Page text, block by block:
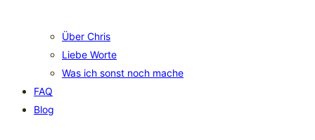
Über Chris
Liebe Worte
Was ich sonst noch mache
FAQ
Blog